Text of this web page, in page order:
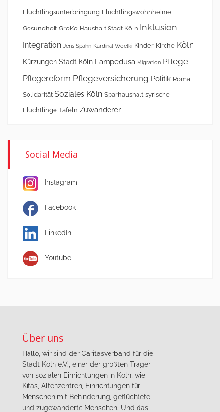
Flüchtlingsunterbringung Flüchtlingswohnheime
Gesundheit GroKo Haushalt Stadt Köln Inklusion
Integration Jens Spahn Kardinal Woelki Kinder Kirche Köln
Kürzungen Stadt Köln Lampedusa Migration Pflege
Pflegereform Pflegeversicherung Politik Roma
Solidarität Soziales Köln Sparhaushalt syrische
Flüchtlinge Tafeln Zuwanderer
Social Media
Instagram
Facebook
LinkedIn
Youtube
Über uns
Hallo, wir sind der Caritasverband für die
Stadt Köln e.V., einer der größten Träger
von sozialen Einrichtungen in Köln, wie
Kitas, Altenzentren, Einrichtungen für
Menschen mit Behinderung, geflüchtete
und zugewanderte Menschen. Und das